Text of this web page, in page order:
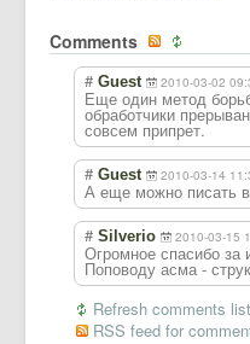
Comments
# Guest 2010-03-02
Еще один метод
обработчики
совсем припрет.
# Guest 2010-03-14
А еще можно писать
# Silverio 2010-03-15
Огромное спасибо
Поповоду асма -
Refresh comments list
RSS feed for